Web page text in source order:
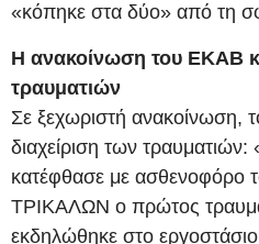
«κόπηκε στα δύο» από τη
Η ανακοίνωση του ΕΚΑΒ
τραυματιών
Σε ξεχωριστή ανακοίνωση,
διαχείριση των
κατέφθασε με ασθενοφόρο
ΤΡΙΚΑΛΩΝ ο πρώτος
εκδηλώθηκε στο